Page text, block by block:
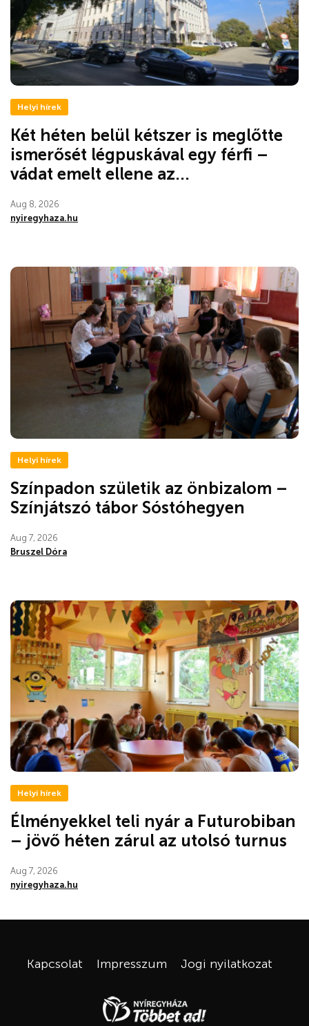
Helyi hírek
Két héten belül kétszer is meglőtte
ismerősét légpuskával egy férfi –
vádat emelt ellene az...
Aug 8, 2026
nyiregyhaza.hu
Helyi hírek
Színpadon születik az önbizalom –
Színjátszó tábor Sóstóhegyen
Aug 7, 2026
Bruszel Dóra
Helyi hírek
Élményekkel teli nyár a Futurobiban
– jövő héten zárul az utolsó turnus
Aug 7, 2026
nyiregyhaza.hu
Kapcsolat Impresszum Jogi nyilatkozat